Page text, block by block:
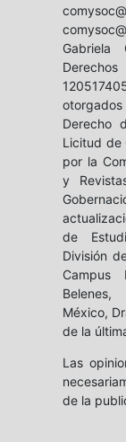
Gabriela
Derecho
Licitud de
por la
y
de
División
Campus
México,
de la
Las
de la